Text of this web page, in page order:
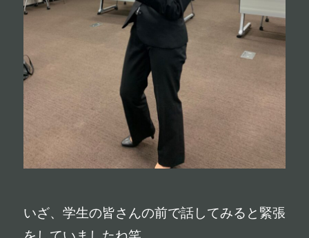
いざ、学生の皆さんの前で話してみると緊張